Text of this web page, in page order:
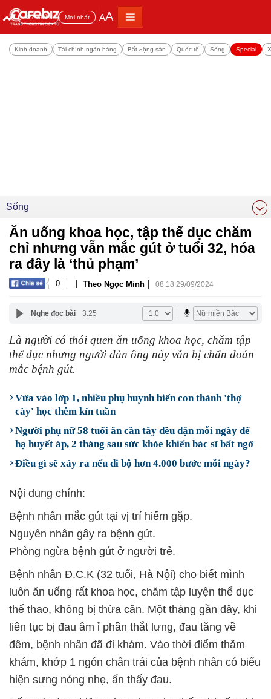
Đọc nhiều Mới nhất AA
Kinh doanh Tài chính ngân hàng Bất động sản Quốc tế Sống Special
Sống
Ăn uống khoa học, tập thể dục chăm
chỉ nhưng vẫn mắc gút ở tuổi 32, hóa
ra đây là ‘thủ phạm’
0 | Theo Ngọc Minh | 08:18 29/09/2024
Nghe đọc bài 3:25
Là người có thói quen ăn uống khoa học, chăm tập
thể dục nhưng người đàn ông này vẫn bị chẩn đoán
mắc bệnh gút.
Vừa vào lớp 1, nhiều phụ huynh biến con thành 'thợ
cày' học thêm kín tuần
Người phụ nữ 58 tuổi ăn cần tây đều đặn mỗi ngày để
hạ huyết áp, 2 tháng sau sức khỏe khiến bác sĩ bất ngờ
Điều gì sẽ xảy ra nếu đi bộ hơn 4.000 bước mỗi ngày?
Nội dung chính:
Bệnh nhân mắc gút tại vị trí hiếm gặp.
Nguyên nhân gây ra bệnh gút.
Phòng ngừa bệnh gút ở người trẻ.
Bệnh nhân Đ.C.K (32 tuổi, Hà Nội) cho biết mình
luôn ăn uống rất khoa học, chăm tập luyện thể dục
thể thao, không bị thừa cân. Một tháng gần đây, khi
liên tục bị đau âm ỉ phần thắt lưng, đau tăng về
đêm, bệnh nhân đã đi khám. Vào thời điểm thăm
khám, khớp 1 ngón chân trái của bệnh nhân có biểu
hiện sưng nóng nhẹ, ấn thấy đau.